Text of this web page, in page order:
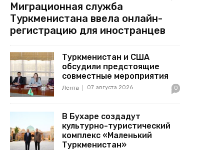
Миграционная служба
Туркменистана ввела онлайн-
регистрацию для иностранцев
Туркменистан и США
обсудили предстоящие
совместные мероприятия
Лента 07 августа 2026 0
В Бухаре создадут
культурно-туристический
комплекс «Маленький
Туркменистан»